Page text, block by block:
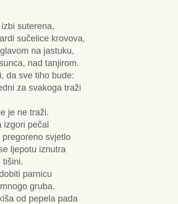
suterena,
sučelice krovova,
na jastuku,
nad tanjirom.
da sve tiho bude:
za svakoga traži
je ne traži.
izgori pečal
svjetlo
ljepotu iznutra
tišini.
parnicu
gruba.
od pepela pada